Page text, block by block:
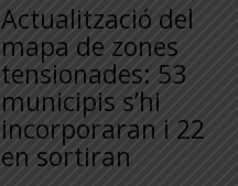
Actualització del
mapa de zones
tensionades: 53
municipis s’hi
incorporaran i 22
en sortiran